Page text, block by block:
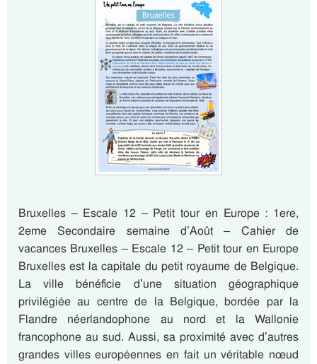
Bruxelles – Escale 12 – Petit tour en Europe : 1ere,
2eme Secondaire semaine d’Août – Cahier de
vacances Bruxelles – Escale 12 – Petit tour en Europe
Bruxelles est la capitale du petit royaume de Belgique.
La ville bénéficie d’une situation géographique
privilégiée au centre de la Belgique, bordée par la
Flandre néerlandophone au nord et la Wallonie
francophone au sud. Aussi, sa proximité avec d’autres
grandes villes européennes en fait un véritable nœud